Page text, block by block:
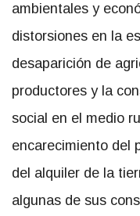
ambientales y
distorsiones en la
desaparición de
productores y la
social en el medio
encarecimiento del
del alquiler de la
algunas de sus